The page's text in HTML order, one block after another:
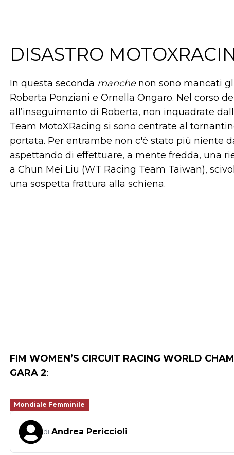
DISASTRO
In questa seconda manche non sono mancati
Roberta Ponziani e Ornella Ongaro. Nel corso
all’inseguimento di Roberta, non inquadrate
Team MotoXRacing si sono centrate al
portata. Per entrambe non c'è stato più niente
aspettando di effettuare, a mente fredda, una
a Chun Mei Liu (WT Racing Team Taiwan),
una sospetta frattura alla schiena.
FIM WOMEN’S CIRCUIT RACING WORLD
GARA 2:
Mondiale Femminile
di Andrea Periccioli